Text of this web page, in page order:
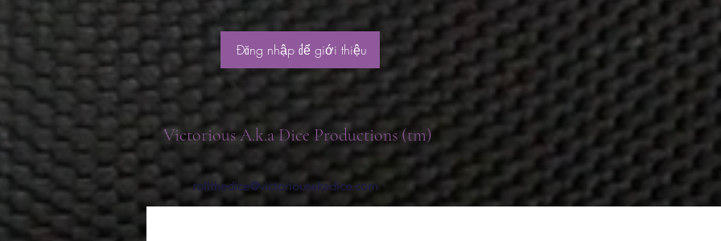
Đăng nhập để giới thiệu
Victorious A.k.a Dice Productions (tm)
rollthedice@victoriousakadice.com